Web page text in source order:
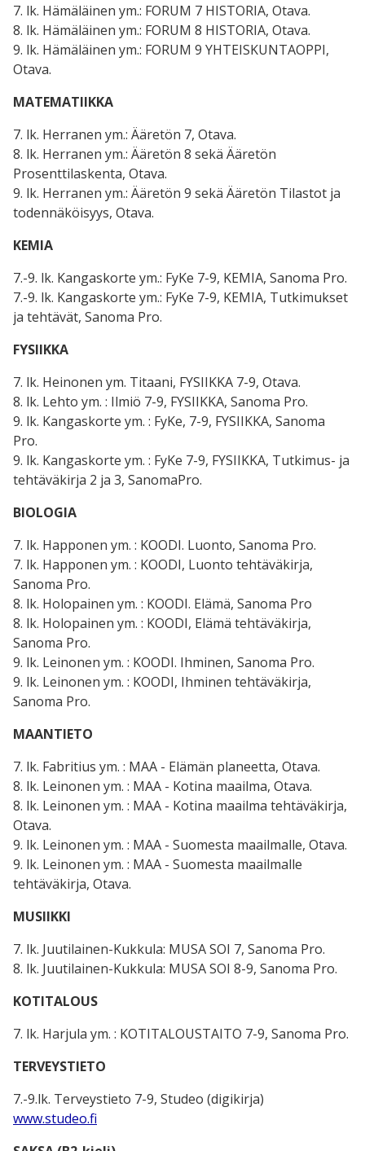
7. lk. Hämäläinen ym.: FORUM 7 HISTORIA, Otava.
8. lk. Hämäläinen ym.: FORUM 8 HISTORIA, Otava.
9. lk. Hämäläinen ym.: FORUM 9 YHTEISKUNTAOPPI,
Otava.
MATEMATIIKKA
7. lk. Herranen ym.: Ääretön 7, Otava.
8. lk. Herranen ym.: Ääretön 8 sekä Ääretön
Prosenttilaskenta, Otava.
9. lk. Herranen ym.: Ääretön 9 sekä Ääretön Tilastot ja
todennäköisyys, Otava.
KEMIA
7.-9. lk. Kangaskorte ym.: FyKe 7-9, KEMIA, Sanoma Pro.
7.-9. lk. Kangaskorte ym.: FyKe 7-9, KEMIA, Tutkimukset
ja tehtävät, Sanoma Pro.
FYSIIKKA
7. lk. Heinonen ym. Titaani, FYSIIKKA 7-9, Otava.
8. lk. Lehto ym. : Ilmiö 7-9, FYSIIKKA, Sanoma Pro.
9. lk. Kangaskorte ym. : FyKe, 7-9, FYSIIKKA, Sanoma
Pro.
9. lk. Kangaskorte ym. : FyKe 7-9, FYSIIKKA, Tutkimus- ja
tehtäväkirja 2 ja 3, SanomaPro.
BIOLOGIA
7. lk. Happonen ym. : KOODI. Luonto, Sanoma Pro.
7. lk. Happonen ym. : KOODI, Luonto tehtäväkirja,
Sanoma Pro.
8. lk. Holopainen ym. : KOODI. Elämä, Sanoma Pro
8. lk. Holopainen ym. : KOODI, Elämä tehtäväkirja,
Sanoma Pro.
9. lk. Leinonen ym. : KOODI. Ihminen, Sanoma Pro.
9. lk. Leinonen ym. : KOODI, Ihminen tehtäväkirja,
Sanoma Pro.
MAANTIETO
7. lk. Fabritius ym. : MAA - Elämän planeetta, Otava.
8. lk. Leinonen ym. : MAA - Kotina maailma, Otava.
8. lk. Leinonen ym. : MAA - Kotina maailma tehtäväkirja,
Otava.
9. lk. Leinonen ym. : MAA - Suomesta maailmalle, Otava.
9. lk. Leinonen ym. : MAA - Suomesta maailmalle
tehtäväkirja, Otava.
MUSIIKKI
7. lk. Juutilainen-Kukkula: MUSA SOI 7, Sanoma Pro.
8. lk. Juutilainen-Kukkula: MUSA SOI 8-9, Sanoma Pro.
KOTITALOUS
7. lk. Harjula ym. : KOTITALOUSTAITO 7-9, Sanoma Pro.
TERVEYSTIETO
7.-9.lk. Terveystieto 7-9, Studeo (digikirja)
www.studeo.fi